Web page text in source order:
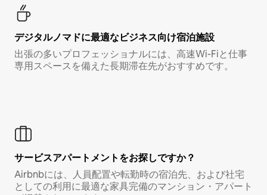
デジタルノマド⁠に最⁠適⁠なビ⁠ジ⁠ネ⁠ス⁠向⁠け宿⁠泊⁠施⁠設
出張の多いプロフェッショナルには、高速Wi-Fiと仕事
専用スペースを備えた長期滞在先がおすすめです。
サービスアパートメントをお探しですか？
Airbnbには、人員配置や転勤時の宿泊先、および社宅
としての利用に最適な家具完備のマンション・アパート